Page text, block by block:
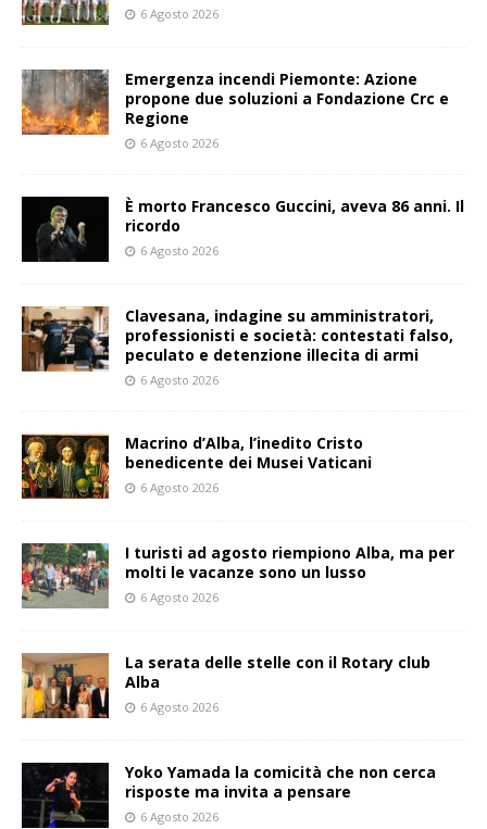
6 Agosto 2026
Emergenza incendi Piemonte: Azione
propone due soluzioni a Fondazione Crc e
Regione
6 Agosto 2026
È morto Francesco Guccini, aveva 86 anni. Il
ricordo
6 Agosto 2026
Clavesana, indagine su amministratori,
professionisti e società: contestati falso,
peculato e detenzione illecita di armi
6 Agosto 2026
Macrino d’Alba, l’inedito Cristo
benedicente dei Musei Vaticani
6 Agosto 2026
I turisti ad agosto riempiono Alba, ma per
molti le vacanze sono un lusso
6 Agosto 2026
La serata delle stelle con il Rotary club
Alba
6 Agosto 2026
Yoko Yamada la comicità che non cerca
risposte ma invita a pensare
6 Agosto 2026